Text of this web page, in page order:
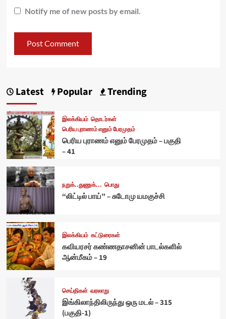
Notify me of new posts by email.
Latest Popular Trending
இலக்கியம் தொடர்கள்
பெரிய புராணம் எனும் பேரமுதம்
பெரிய புராணம் எனும் பேரமுதம் – பகுதி
– 41
நறுக்..துணுக்... பொது
“லிட்டில் பாய்” – சுடோமு யமகுச்சி
இலக்கியம் கட்டுரைகள்
கவியரசர் கண்ணதாசனின் பாடல்களில்
ஆன்மீகம் – 19
செய்திகள் வரலாறு
இங்கிலாந்திலிருந்து ஒரு மடல் – 315
(பகுதி-1)